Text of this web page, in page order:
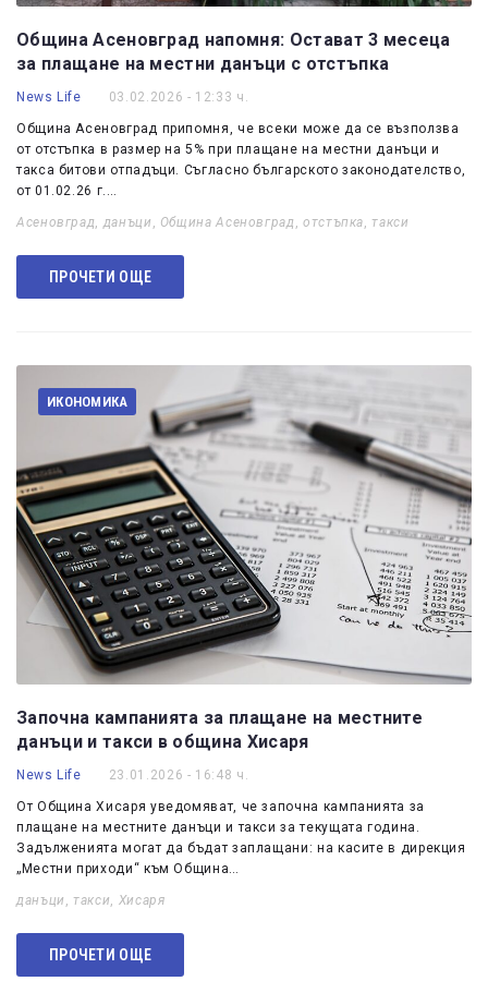
Община Асеновград напомня: Остават 3 месеца
за плащане на местни данъци с отстъпка
News Life 03.02.2026 - 12:33 ч.
Община Асеновград припомня, че всеки може да се възползва
от отстъпка в размер на 5% при плащане на местни данъци и
такса битови отпадъци. Съгласно българското законодателство,
от 01.02.26 г.…
Асеновград, данъци , Община Асеновград , отстъпка,такси
ПРОЧЕТИ ОЩЕ
ИКОНОМИКА
Започна кампанията за плащане на местните
данъци и такси в община Хисаря
News Life 23.01.2026 - 16:48 ч.
От Община Хисаря уведомяват, че започна кампанията за
плащане на местните данъци и такси за текущата година.
Задълженията могат да бъдат заплащани: на касите в дирекция
„Местни приходи“ към Община…
данъци ,такси, Хисаря
ПРОЧЕТИ ОЩЕ